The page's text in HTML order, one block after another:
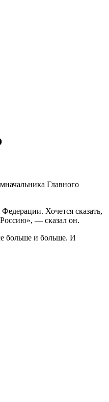
Главного
Хочется сказать,
— сказал он.
больше и больше. И